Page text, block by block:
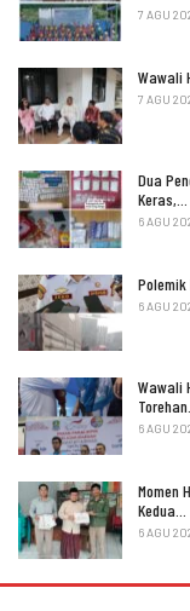
7 AGU
Wawali
7 AGU
Dua
Keras,…
6 AGU
Polemik
6 AGU
Wawali
6 AGU
Momen
Kedua…
6 AGU